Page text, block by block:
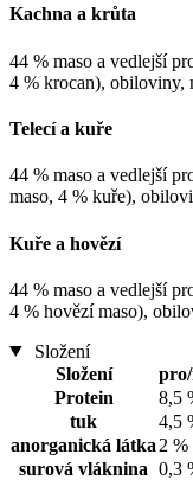
Kachna a krůta
44 % maso a vedlejší
4 % krocan), obiloviny,
Telecí a kuře
44 % maso a vedlejší
maso, 4 % kuře),
Kuře a hovězí
44 % maso a vedlejší
4 % hovězí maso),
Složení
Složení
Protein
8,5
tuk
4,5
anorganická látka 2 %
surová vláknina 0,3